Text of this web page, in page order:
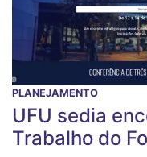
PLANEJAMENTO
UFU sedia
Trabalho do